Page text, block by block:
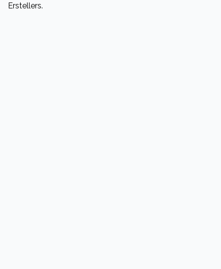
Erstellers.